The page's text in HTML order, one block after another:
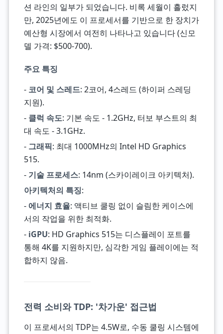
션 라인의 일부가 되었습니다. 비록 세월이 흘렀지
만, 2025년에도 이 프로세서를 기반으로 한 장치가
예산형 시장에서 여전히 나타나고 있습니다 (신모
델 가격: $500-700).
주요 특징
- 코어 및 스레드: 2코어, 4스레드 (하이퍼 스레딩
지원).
- 클럭 속도: 기본 속도 - 1.2GHz, 터보 부스트의 최
대 속도 - 3.1GHz.
- 그래픽: 최대 1000MHz의 Intel HD Graphics
515.
- 기술 프로세스: 14nm (스카이레이크 아키텍처).
아키텍처의 특징:
- 에너지 효율: 액티브 쿨링 없이 슬림한 케이스에
서의 작업을 위한 최적화.
- iGPU: HD Graphics 515는 디스플레이 포트를
통해 4K를 지원하지만, 심각한 게임 플레이에는 적
합하지 않음.
전력 소비와 TDP: '차가운' 접근법
이 프로세서의 TDP는 4.5W로, 수동 쿨링 시스템에